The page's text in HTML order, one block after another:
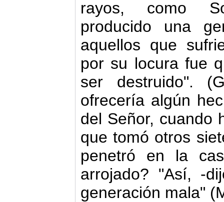
rayos, como
producido una
aquellos que
por su locura fue
ser destruido".
ofrecería algún
del Señor, cuando
que tomó otros
penetró en la
arrojado? "Así,
generación mala"